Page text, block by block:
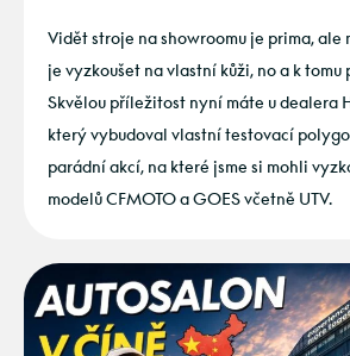
Vidět stroje na showroomu je prima, ale
je vyzkoušet na vlastní kůži, no a k
Skvělou příležitost nyní máte u dealera
který vybudoval vlastní testovací
parádní akcí, na které jsme si mohli
modelů CFMOTO a GOES včetně UTV.